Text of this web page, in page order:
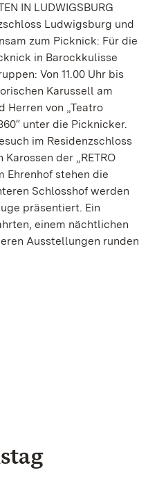
IN LUDWIGSBURG
Ludwigsburg und
zum Picknick: Für die
in Barockkulisse
Von 11.00 Uhr bis
Karussell am
Herren von „Teatro
unter die Picknicker.
im Residenzschloss
der „RETRO
Ehrenhof stehen die
Schlosshof werden
präsentiert. Ein
einem nächtlichen
Ausstellungen runden